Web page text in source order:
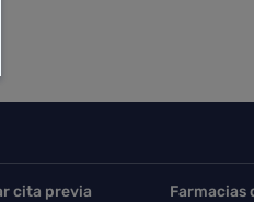
cita previa Farmacias